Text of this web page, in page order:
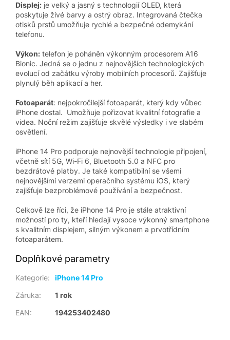
Displej: je velký a jasný s technologií OLED, která
poskytuje živé barvy a ostrý obraz. Integrovaná čtečka
otisků prstů umožňuje rychlé a bezpečné odemykání
telefonu.
Výkon: telefon je poháněn výkonným procesorem A16
Bionic. Jedná se o jednu z nejnovějších technologických
evolucí od začátku výroby mobilních procesorů. Zajišťuje
plynulý běh aplikací a her.
Fotoaparát: nejpokročilejší fotoaparát, který kdy vůbec
iPhone dostal. Umožňuje pořizovat kvalitní fotografie a
videa. Noční režim zajišťuje skvělé výsledky i ve slabém
osvětlení.
iPhone 14 Pro podporuje nejnovější technologie připojení,
včetně sítí 5G, Wi-Fi 6, Bluetooth 5.0 a NFC pro
bezdrátové platby. Je také kompatibilní se všemi
nejnovějšími verzemi operačního systému iOS, který
zajišťuje bezproblémové používání a bezpečnost.
Celkově lze říci, že iPhone 14 Pro je stále atraktivní
možností pro ty, kteří hledají vysoce výkonný smartphone
s kvalitním displejem, silným výkonem a prvotřídním
fotoaparátem.
Doplňkové parametry
Kategorie:
iPhone 14 Pro
Záruka:
1 rok
EAN: 194253402480